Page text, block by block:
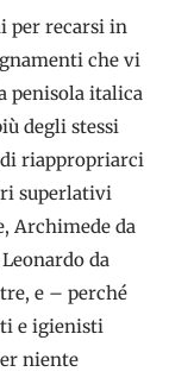
per recarsi in
che vi
penisola italica
degli stessi
riappropriarci
superlativi
Archimede da
da
e – perché
e igienisti
niente